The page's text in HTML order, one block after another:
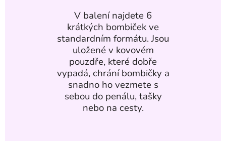
V balení najdete 6
krátkých bombiček ve
standardním formátu. Jsou
uložené v kovovém
pouzdře, které dobře
vypadá, chrání bombičky a
snadno ho vezmete s
sebou do penálu, tašky
nebo na cesty.